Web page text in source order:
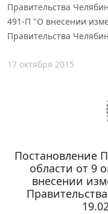
Правительства
491-П "О внесении
Правительства
17 октября 2015
Постановление
области от 9
внесении